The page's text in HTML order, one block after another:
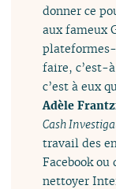
donner ce
aux fameux
faire, c’est-
c’est à eux
Adèle
Cash
travail des
Facebook ou
nettoyer